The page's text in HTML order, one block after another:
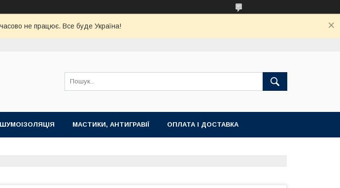
не працює. Все буде Україна!
ШУМОІЗОЛЯЦІЯ МАСТИКИ, АНТИГРАВІЇ ОПЛАТА І ДОСТАВКА